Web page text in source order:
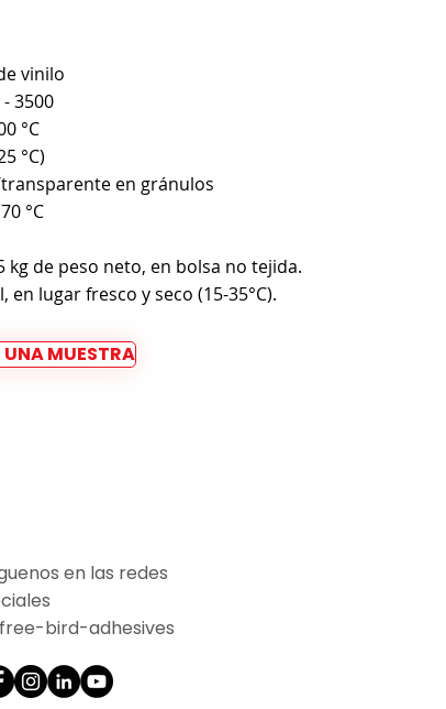
vinilo
- 3500
°C
°C)
en gránulos
°C
kg de peso neto, en bolsa no tejida.
lugar fresco y seco (15-35°C).
MUESTRA
en las redes
bird-adhesives